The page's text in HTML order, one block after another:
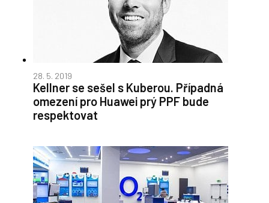
28. 5. 2019
Kellner se sešel s Kuberou. Případná
omezení pro Huawei prý PPF bude
respektovat